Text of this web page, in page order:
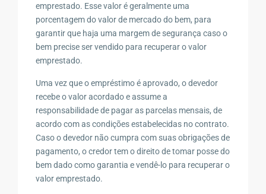
emprestado. Esse valor é geralmente uma
porcentagem do valor de mercado do bem, para
garantir que haja uma margem de segurança caso o
bem precise ser vendido para recuperar o valor
emprestado.
Uma vez que o empréstimo é aprovado, o devedor
recebe o valor acordado e assume a
responsabilidade de pagar as parcelas mensais, de
acordo com as condições estabelecidas no contrato.
Caso o devedor não cumpra com suas obrigações de
pagamento, o credor tem o direito de tomar posse do
bem dado como garantia e vendê-lo para recuperar o
valor emprestado.